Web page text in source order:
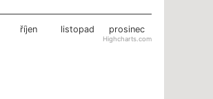
říjen listopad prosinec
Highcharts.com